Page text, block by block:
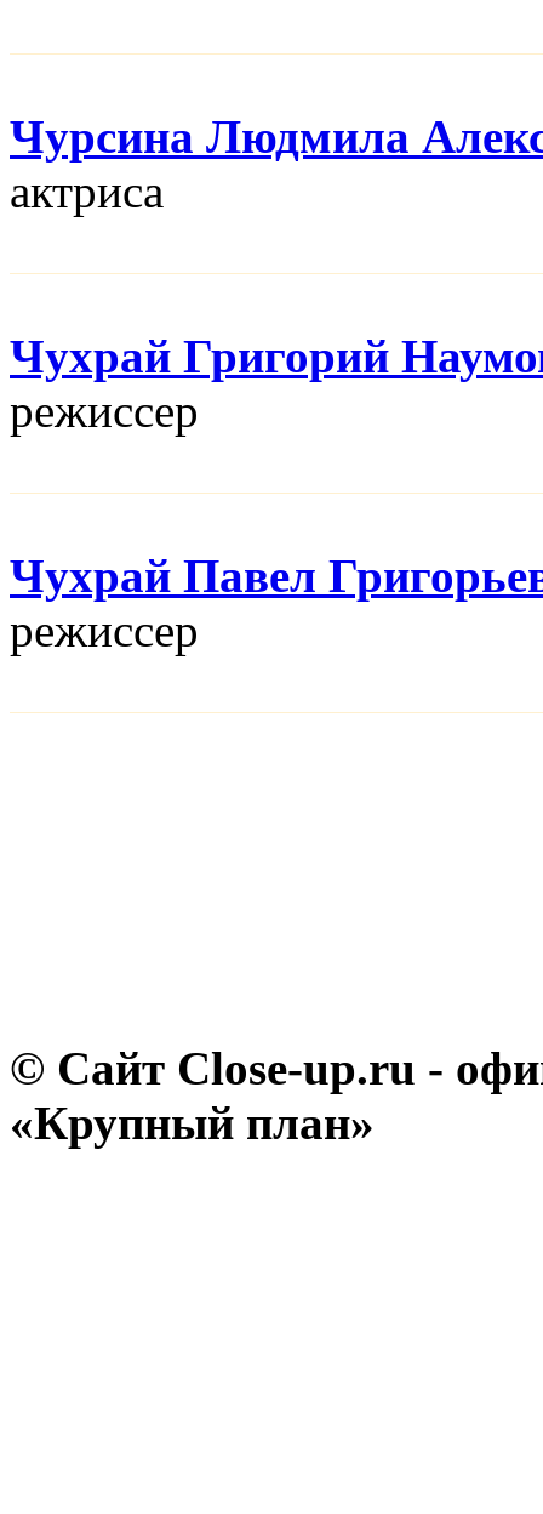
Чурсина Людмила
актриса
Чухрай Григорий
режисcер
Чухрай Павел
режисcер
© Сайт Close-up.ru -
«Крупный план»